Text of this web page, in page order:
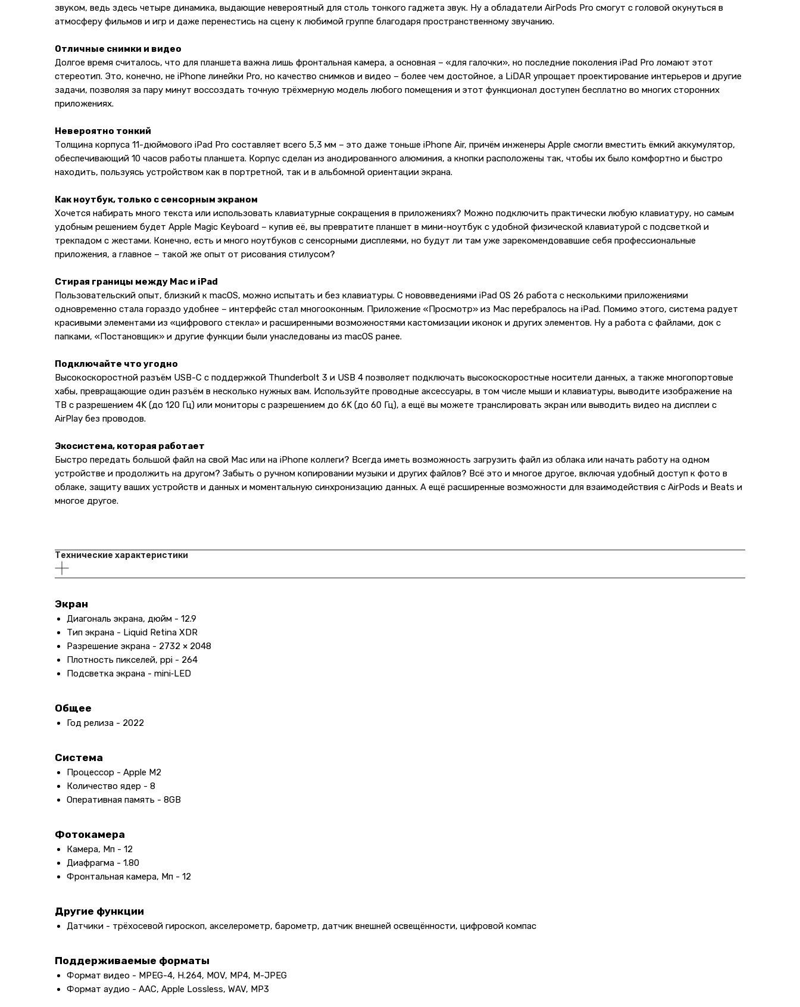
звуком, ведь здесь четыре динамика, выдающие невероятный для столь тонкого гаджета звук. Ну а обладатели AirPods Pro смогут с головой окунуться в
атмосферу фильмов и игр и даже перенестись на сцену к любимой группе благодаря пространственному звучанию.
Отличные снимки и видео
Долгое время считалось, что для планшета важна лишь фронтальная камера, а основная – «для галочки», но последние поколения iPad Pro ломают этот
стереотип. Это, конечно, не iPhone линейки Pro, но качество снимков и видео – более чем достойное, а LiDAR упрощает проектирование интерьеров и другие
задачи, позволяя за пару минут воссоздать точную трёхмерную модель любого помещения и этот функционал доступен бесплатно во многих сторонних
приложениях.
Невероятно тонкий
Толщина корпуса 11-дюймового iPad Pro составляет всего 5,3 мм – это даже тоньше iPhone Air, причём инженеры Apple смогли вместить ёмкий аккумулятор,
обеспечивающий 10 часов работы планшета. Корпус сделан из анодированного алюминия, а кнопки расположены так, чтобы их было комфортно и быстро
находить, пользуясь устройством как в портретной, так и в альбомной ориентации экрана.
Как ноутбук, только с сенсорным экраном
Хочется набирать много текста или использовать клавиатурные сокращения в приложениях? Можно подключить практически любую клавиатуру, но самым
удобным решением будет Apple Magic Keyboard – купив её, вы превратите планшет в мини-ноутбук с удобной физической клавиатурой с подсветкой и
трекпадом с жестами. Конечно, есть и много ноутбуков с сенсорными дисплеями, но будут ли там уже зарекомендовавшие себя профессиональные
приложения, а главное – такой же опыт от рисования стилусом?
Стирая границы между Mac и iPad
Пользовательский опыт, близкий к macOS, можно испытать и без клавиатуры. С нововведениями iPad OS 26 работа с несколькими приложениями
одновременно стала гораздо удобнее – интерфейс стал многооконным. Приложение «Просмотр» из Mac перебралось на iPad. Помимо этого, система радует
красивыми элементами из «цифрового стекла» и расширенными возможностями кастомизации иконок и других элементов. Ну а работа с файлами, док с
папками, «Постановщик» и другие функции были унаследованы из macOS ранее.
Подключайте что угодно
Высокоскоростной разъём USB-C с поддержкой Thunderbolt 3 и USB 4 позволяет подключать высокоскоростные носители данных, а также многопортовые
хабы, превращающие один разъём в несколько нужных вам. Используйте проводные аксессуары, в том числе мыши и клавиатуры, выводите изображение на
ТВ с разрешением 4K (до 120 Гц) или мониторы с разрешением до 6K (до 60 Гц), а ещё вы можете транслировать экран или выводить видео на дисплеи с
AirPlay без проводов.
Экосистема, которая работает
Быстро передать большой файл на свой Mac или на iPhone коллеги? Всегда иметь возможность загрузить файл из облака или начать работу на одном
устройстве и продолжить на другом? Забыть о ручном копировании музыки и других файлов? Всё это и многое другое, включая удобный доступ к фото в
облаке, защиту ваших устройств и данных и моментальную синхронизацию данных. А ещё расширенные возможности для взаимодействия с AirPods и Beats и
многое другое.
Технические характеристики
Экран
Диагональ экрана, дюйм - 12.9
Тип экрана - Liquid Retina XDR
Разрешение экрана - 2732 × 2048
Плотность пикселей, ppi - 264
Подсветка экрана - mini‑LED
Общее
Год релиза - 2022
Система
Процессор - Apple M2
Количество ядер - 8
Оперативная память - 8GB
Фотокамера
Камера, Мп - 12
Диафрагма - 1.80
Фронтальная камера, Мп - 12
Другие функции
Датчики - трёхосевой гироскоп, акселерометр, барометр, датчик внешней освещённости, цифровой компас
Поддерживаемые форматы
Формат видео - MPEG-4, H.264, MOV, MP4, M-JPEG
Формат аудио - AAC, Apple Lossless, WAV, MP3